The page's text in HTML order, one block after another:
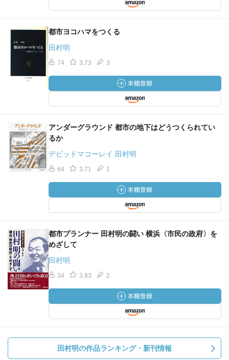
都市ヨコハマをつくる
田村明
74 3.73 3
アンダーグラウンド 都市の地下はどうつくられてい
るか
デビッドマコーレイ 田村明
64 3.71 1
都市プランナー 田村明の闘い 横浜〈市民の政府〉を
めざして
田村明
34 3.83 2
田村明の作品ランキング・新刊情報